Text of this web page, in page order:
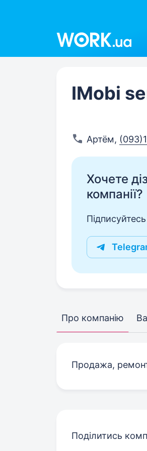
IMobi
Артём,
Хочете
компанії?
Про компанію
Продажа,
Поділитись